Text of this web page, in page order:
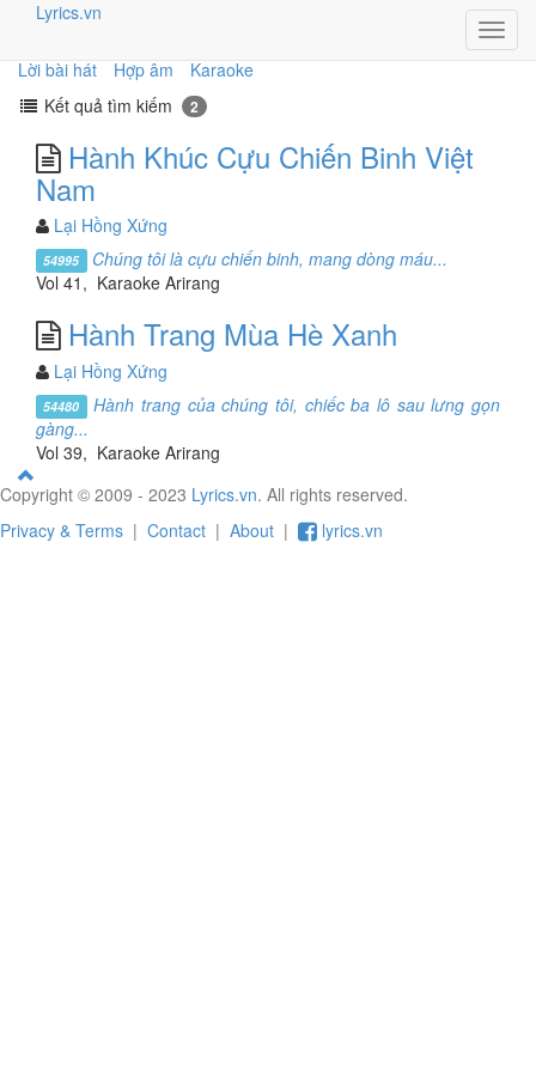
Lyrics.vn
Lời bài hát Hợp âm
Karaoke
Kết quả tìm kiếm
2
Hành Khúc Cựu Chiến Binh Việt
Nam
Lại Hồng Xứng
54995 Chúng tôi là cựu chiến binh, mang dòng máu...
Vol 41, Karaoke Arirang
Hành Trang Mùa Hè Xanh
Lại Hồng Xứng
54480 Hành trang của chúng tôi, chiếc ba lô sau lưng gọn
gàng...
Vol 39, Karaoke Arirang
Copyright © 2009 - 2023 Lyrics.vn. All rights reserved.
Privacy & Terms | Contact | About | lyrics.vn